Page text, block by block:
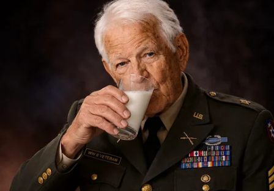
todas as circunstâncias relacionadas ao caso.
Enquanto as buscas seguem em andamento, a
investigação continua trabalhando com
diferentes linhas para compreender o
desaparecimento de Letycia e Sttela. As
autoridades ressaltam que todas as hipóteses
permanecem sendo analisadas e que nenhuma
possibilidade foi descartada até o momento. O
trabalho inclui cruzamento de informações,